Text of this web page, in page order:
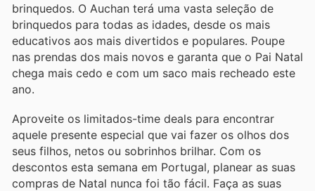
brinquedos. O Auchan terá uma vasta seleção de
brinquedos para todas as idades, desde os mais
educativos aos mais divertidos e populares. Poupe
nas prendas dos mais novos e garanta que o Pai Natal
chega mais cedo e com um saco mais recheado este
ano.
Aproveite os limitados-time deals para encontrar
aquele presente especial que vai fazer os olhos dos
seus filhos, netos ou sobrinhos brilhar. Com os
descontos esta semana em Portugal, planear as suas
compras de Natal nunca foi tão fácil. Faça as suas